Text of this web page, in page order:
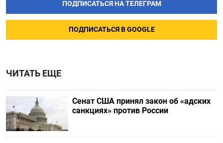
ПОДПИСАТЬСЯ НА ТЕЛЕГРАМ
ПОДПИСАТЬСЯ В GOOGLE
ЧИТАТЬ ЕЩЕ
Сенат США принял закон об «адских
санкциях» против России